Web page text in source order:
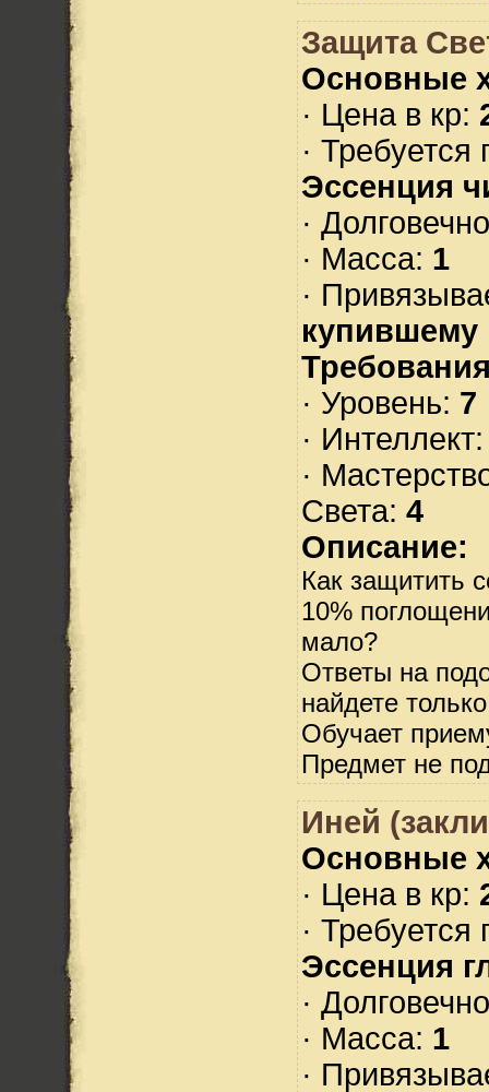
Защита
Основные
· Цена в кр:
· Требуется
Эссенция
·
· Масса: 1
·
купившему
· Уровень: 7
·
·
Света: 4
Описание:
Как защитить
10%
мало?
Ответы на
найдете
Обучает
Предмет не
Иней
Основные
· Цена в кр:
· Требуется
Эссенция
·
· Масса: 1
·